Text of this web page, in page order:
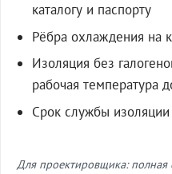
каталогу и паспорту
Рёбра охлаждения на
Изоляция без
рабочая температура
Срок службы
Для проектировщика: полная